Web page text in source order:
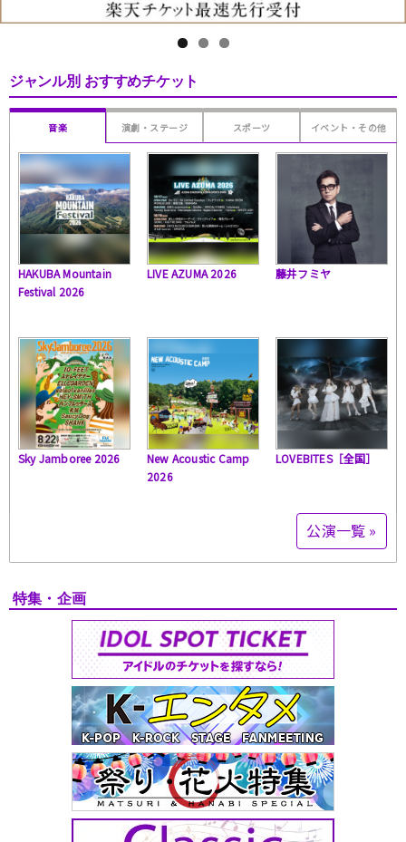
ジャンル別 おすすめチケット
音楽 演劇・ステージ スポーツ イベント・その他
HAKUBA Mountain
Festival 2026
LIVE AZUMA 2026 藤井フミヤ
Sky Jamboree 2026
New Acoustic Camp
2026
LOVEBITES［全国］
公演一覧 »
特集・企画